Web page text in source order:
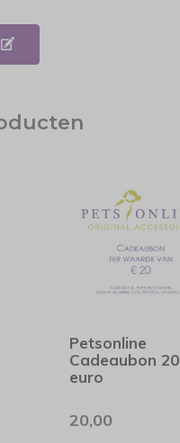
Petsonline
Cadeaubon 20
euro
20,00